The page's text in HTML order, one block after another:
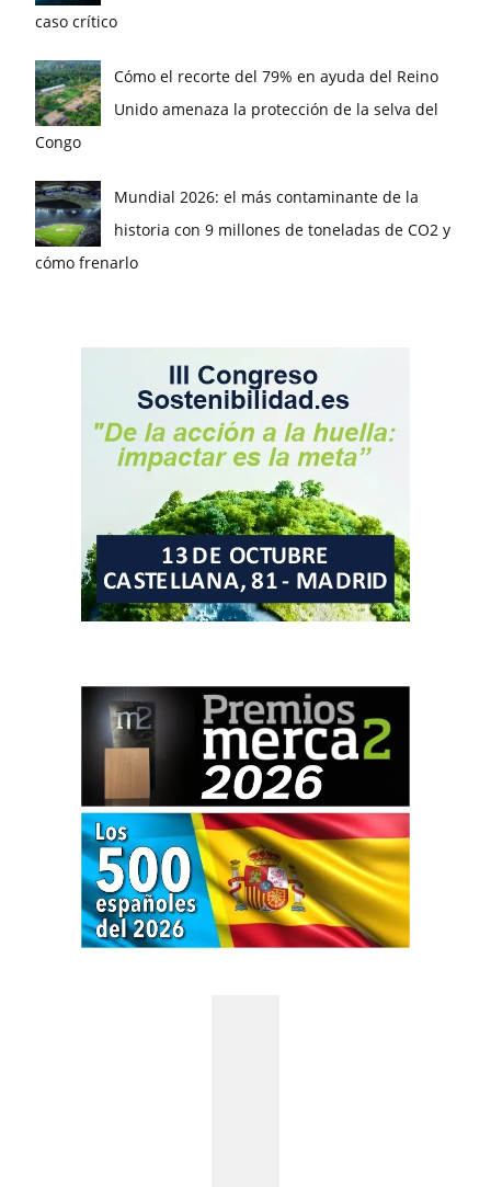
caso crítico
Cómo el recorte del 79% en ayuda del Reino
Unido amenaza la protección de la selva del
Congo
Mundial 2026: el más contaminante de la
historia con 9 millones de toneladas de CO2 y
cómo frenarlo